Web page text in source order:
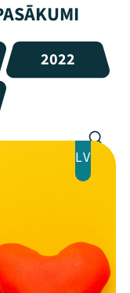
2022
LV